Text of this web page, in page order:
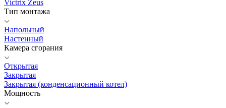
Victrix Zeus
Тип монтажа
Напольный
Настенный
Камера сгорания
Открытая
Закрытая
Закрытая (конденсационный котел)
Мощность